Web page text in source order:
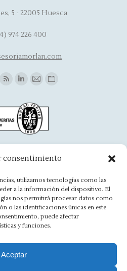
consentimiento
utilizamos tecnologías como las
a la información del dispositivo. El
nos permitirá procesar datos como
o las identificaciones únicas en este
puede afectar
y funciones.
Aceptar
5 - 22005 Huesca
974 226 400
opens
in
Linkedin
opens
in
new
Mail
opens
in
Website
974 500 949
Rss
page
Linkedin
page
MailWebsite